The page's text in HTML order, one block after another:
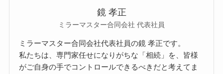
鏡 孝正
ミラーマスター合同会社 代表社員
ミラーマスター合同会社代表社員の鏡 孝正です。
私たちは、専門家任せになりがちな「相続」を、皆様
がご自身の手でコントロールできるべきだと考えてま